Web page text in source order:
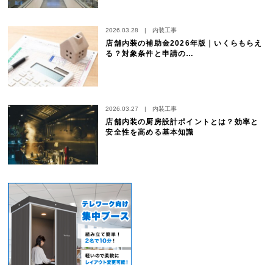
2026.03.28 | 内装工事
店舗内装の補助金2026年版｜いくらもらえ
る？対象条件と申請の…
2026.03.27 | 内装工事
店舗内装の厨房設計ポイントとは？効率と
安全性を高める基本知識